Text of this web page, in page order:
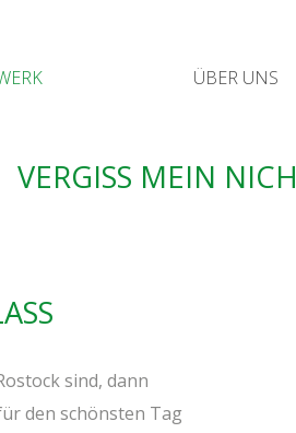
ÜBER UNS
VER­GISS MEIN NICHT
sind, dann
den schöns­ten Tag